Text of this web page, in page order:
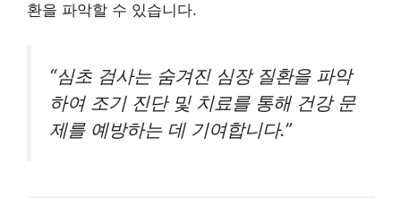
환을 파악할 수 있습니다.
“심초 검사는 숨겨진 심장 질환을 파악
하여 조기 진단 및 치료를 통해 건강 문
제를 예방하는 데 기여합니다.”